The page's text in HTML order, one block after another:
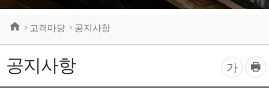
공지사항
고객마당 공지사항
글
자
가
프
린
트